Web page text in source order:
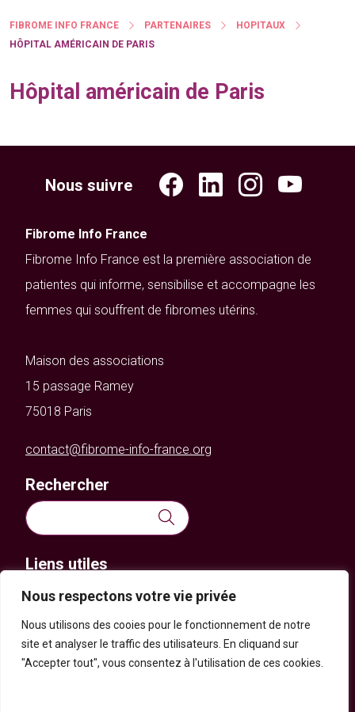
Nous respectons votre vie privée
Nous utilisons des cooies pour le fonctionnement de notre
site et analyser le traffic des utilisateurs. En cliquand sur
"Accepter tout", vous consentez à l'utilisation de ces cookies.
FIBROME INFO FRANCE PARTENAIRES
HOPITAUX
HÔPITAL AMÉRICAIN DE PARIS
Hôpital américain de Paris
Nous suivre
Fibrome Info France
Fibrome Info France est la première association de
patientes qui informe, sensibilise et accompagne les
femmes qui souffrent de fibromes utérins.
Maison des associations
15 passage Ramey
75018 Paris
contact@fibrome-info-france.org
Rechercher
Rechercher :
Liens utiles
Actualités
FAQ
Nous contacter